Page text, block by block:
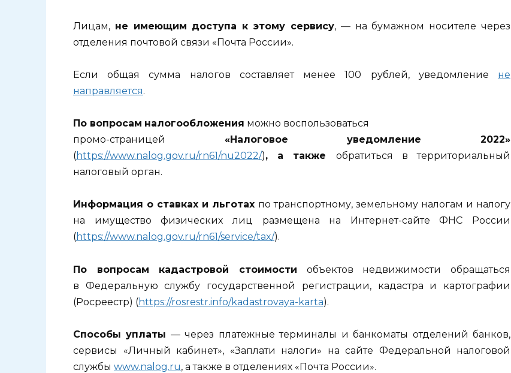
Лицам, не имеющим доступа к этому сервису, — на бумажном носителе через
отделения почтовой связи «Почта России».
Если общая сумма налогов составляет менее 100 рублей, уведомление не
направляется.
По вопросам налогообложения можно воспользоваться
промо-страницей
«Налоговое уведомление 2022»
(https://www.nalog.gov.ru/rn61/nu2022/), а также обратиться в территориальный
налоговый орган.
Информация о ставках и льготах по транспортному, земельному налогам и налогу
на имущество физических лиц размещена на Интернет-сайте ФНС России
(https://www.nalog.gov.ru/rn61/service/tax/).
По вопросам кадастровой стоимости объектов недвижимости обращаться
в Федеральную службу государственной регистрации, кадастра и картографии
(Росреестр) (https://rosrestr.info/kadastrovaya-karta).
Способы уплаты — через платежные терминалы и банкоматы отделений банков,
сервисы «Личный кабинет», «Заплати налоги» на сайте Федеральной налоговой
службы www.nalog.ru, а также в отделениях «Почта России».